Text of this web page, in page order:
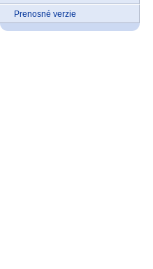
Prenosné verzie